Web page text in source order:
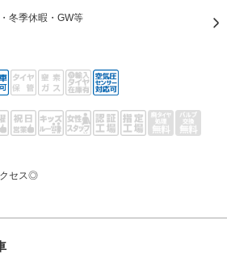
冬季休暇・GW等
クセス◎